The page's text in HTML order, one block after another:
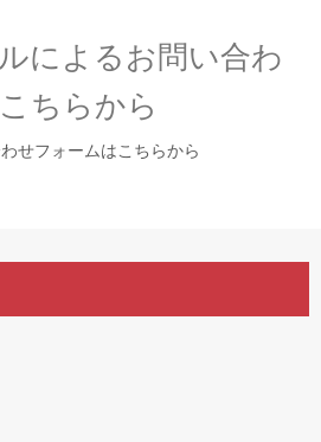
によるお問い合わ
ちらから
せフォームはこちらから